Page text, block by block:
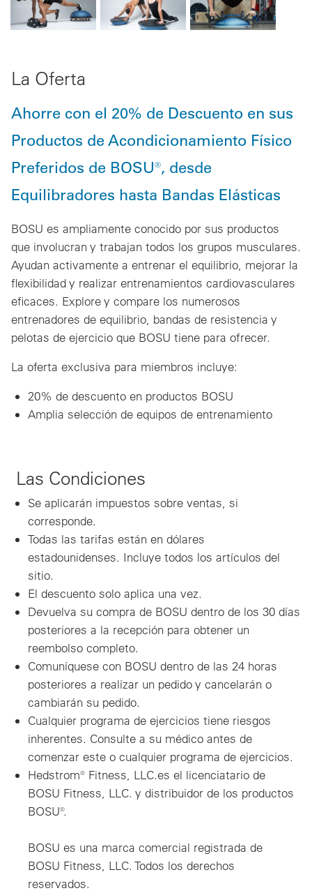
La Oferta
Ahorre con el 20% de Descuento en sus
Productos de Acondicionamiento Físico
Preferidos de BOSU®, desde
Equilibradores hasta Bandas Elásticas
BOSU es ampliamente conocido por sus productos
que involucran y trabajan todos los grupos musculares.
Ayudan activamente a entrenar el equilibrio, mejorar la
flexibilidad y realizar entrenamientos cardiovasculares
eficaces. Explore y compare los numerosos
entrenadores de equilibrio, bandas de resistencia y
pelotas de ejercicio que BOSU tiene para ofrecer.
La oferta exclusiva para miembros incluye:
20% de descuento en productos BOSU
Amplia selección de equipos de entrenamiento
Las Condiciones
Se aplicarán impuestos sobre ventas, si
corresponde.
Todas las tarifas están en dólares
estadounidenses. Incluye todos los artículos del
sitio.
El descuento solo aplica una vez.
Devuelva su compra de BOSU dentro de los 30 días
posteriores a la recepción para obtener un
reembolso completo.
Comuníquese con BOSU dentro de las 24 horas
posteriores a realizar un pedido y cancelarán o
cambiarán su pedido.
Cualquier programa de ejercicios tiene riesgos
inherentes. Consulte a su médico antes de
comenzar este o cualquier programa de ejercicios.
Hedstrom® Fitness, LLC.es el licenciatario de
BOSU Fitness, LLC. y distribuidor de los productos
BOSU®.
BOSU es una marca comercial registrada de
BOSU Fitness, LLC. Todos los derechos
reservados.